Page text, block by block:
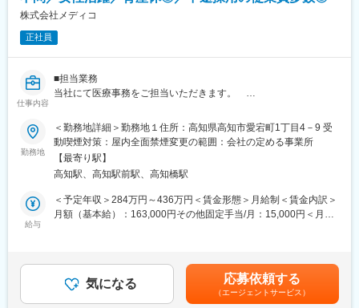
■組織構成
40代の方も多くご活躍いただけております！
育産休なども取りやすい環境で20~50代と様々な年齢層の方が勤
務しております！また中途採用の方が多いため安心してご入社い
ただけます！
当社は、地域に根差した薬局を20年以上にわたり運営しており、
現在グループ2社で県下に9店舗の調剤薬局があります。皆がいき
いきと働ける、風通しの良い家庭的な職場環境を心掛けていま
す。
変更の範囲：会社の定める業務
株式会社メディコ
正社員
仕事内容
■担当業務
当社にて医療事務をご担当いただきます。
（雇用形態：正社員）
・仕事内容：調剤薬局での医療事務業務
・受付、電話応対
・パソコン入力
・レセプト作成
・薬剤師指導の下の調剤補助
・まれに薬の配達業務(社用車使用(軽自動車ＡＴ))がございま
■組織構成
7～8名体制となります。
勤務地
＜勤務地詳細＞勤務地１住所：高知県高知市愛宕町1丁目4－9 受
動喫煙対策：屋内全面禁煙変更の範囲：会社の定める事業所
【最寄り駅】
高知駅、高知駅前駅、高知橋駅
給与
＜予定年収＞284万円～436万円＜賃金形態＞月給制＜賃金内訳＞
月額（基本給）：163,000円その他固定手当/月：15,000円＜月給
能性があります。月給(月額)は固定手当を含めた表記です。
気になる 応募依頼する
（エージェントサービス）